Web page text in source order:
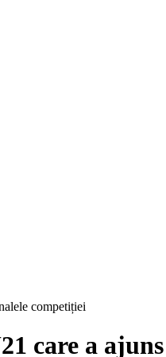
competiției
care a